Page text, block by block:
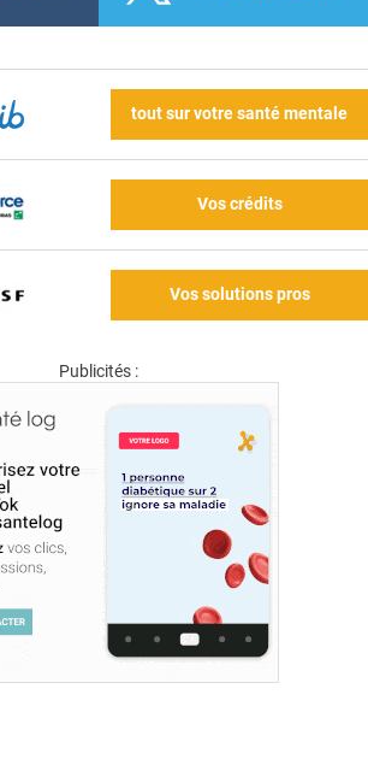
tout sur votre santé mentale
Vos crédits
Vos solutions pros
Publicités :